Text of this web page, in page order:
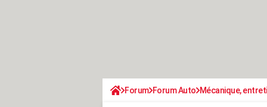
Forum Forum Auto Mécanique,